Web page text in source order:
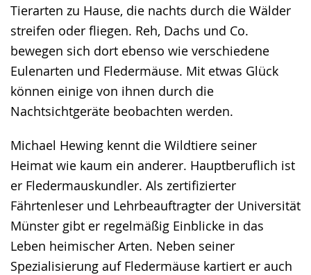
Tierarten zu Hause, die nachts durch die Wälder
streifen oder fliegen. Reh, Dachs und Co.
bewegen sich dort ebenso wie verschiedene
Eulenarten und Fledermäuse. Mit etwas Glück
können einige von ihnen durch die
Nachtsichtgeräte beobachten werden.
Michael Hewing kennt die Wildtiere seiner
Heimat wie kaum ein anderer. Hauptberuflich ist
er Fledermauskundler. Als zertifizierter
Fährtenleser und Lehrbeauftragter der Universität
Münster gibt er regelmäßig Einblicke in das
Leben heimischer Arten. Neben seiner
Spezialisierung auf Fledermäuse kartiert er auch